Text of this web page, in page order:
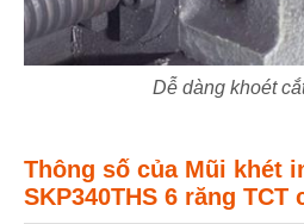
Dễ dàng khoét
Thông số của Mũi khét
SKP340THS 6 răng